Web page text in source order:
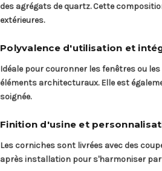
des agrégats de quartz. Cette
extérieures.
Polyvalence d'utilisation et
Idéale pour couronner les fenêtres ou
éléments architecturaux. Elle est
soignée.
Finition d'usine et
Les corniches sont livrées avec des
après installation pour s'harmoniser